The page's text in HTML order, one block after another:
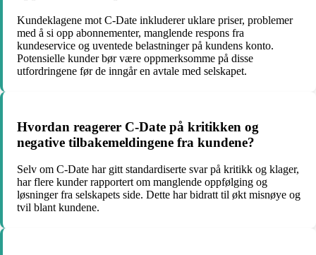
Kundeklagene mot C-Date inkluderer uklare priser, problemer
med å si opp abonnementer, manglende respons fra
kundeservice og uventede belastninger på kundens konto.
Potensielle kunder bør være oppmerksomme på disse
utfordringene før de inngår en avtale med selskapet.
Hvordan reagerer C-Date på kritikken og
negative tilbakemeldingene fra kundene?
Selv om C-Date har gitt standardiserte svar på kritikk og klager,
har flere kunder rapportert om manglende oppfølging og
løsninger fra selskapets side. Dette har bidratt til økt misnøye og
tvil blant kundene.